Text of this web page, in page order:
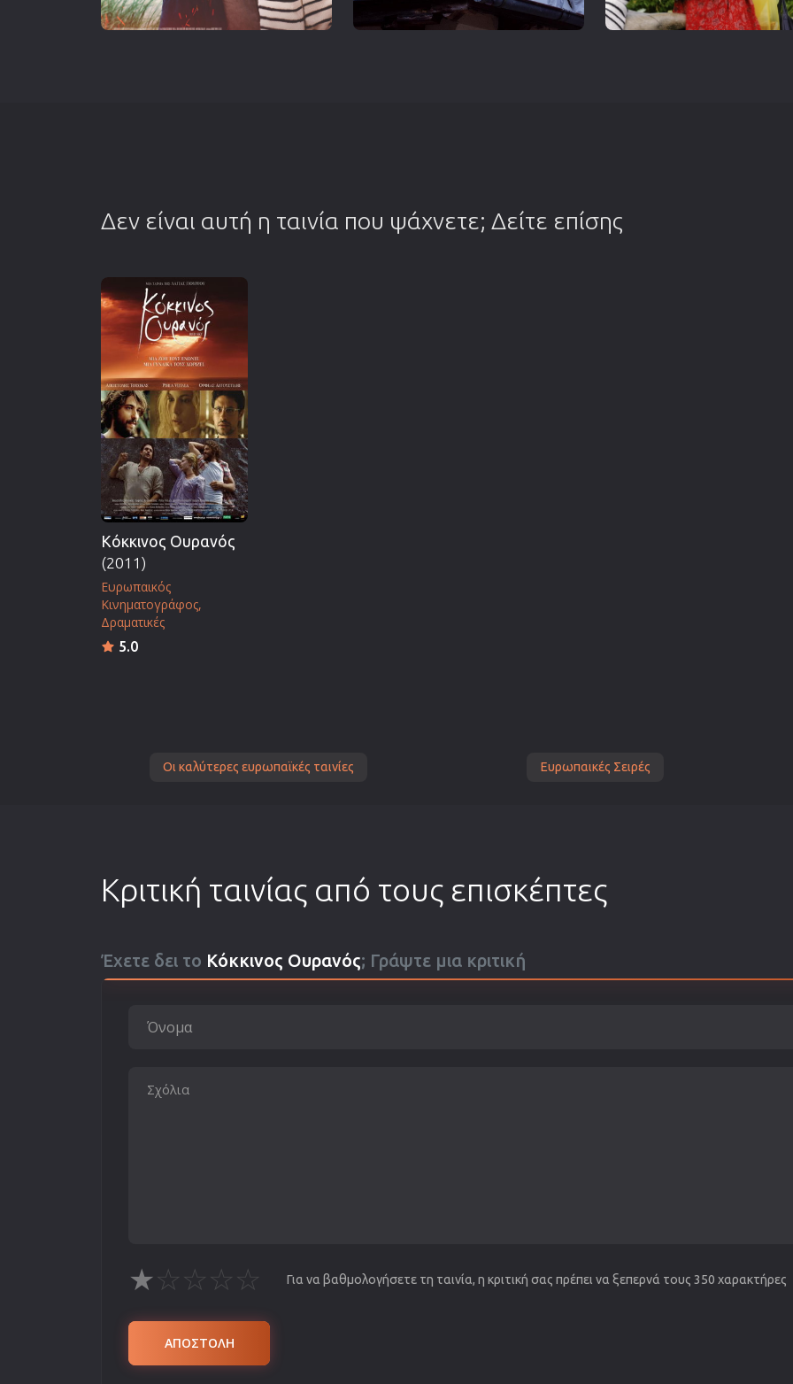
Δεν είναι αυτή η ταινία που ψάχνετε; Δείτε επίσης
Κόκκινος Ουρανός
(2011)
Ευρωπαικός
Κινηματογράφος
Δραματικές
5.0
Οι καλύτερες ευρωπαϊκές ταινίες Ευρωπαικές Σειρές
Κριτική ταινίας από τους επισκέπτες
Έχετε δει το Κόκκινος Ουρανός; Γράψτε μια κριτική
★☆☆☆☆ Για να βαθμολογήσετε τη ταινία, η κριτική σας πρέπει να ξεπερνά τους 350 χαρακτήρες
ΑΠΟΣΤΟΛΗ